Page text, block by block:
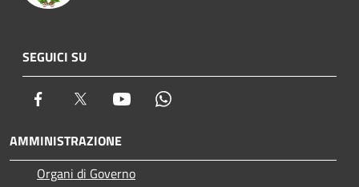
SEGUICI SU
Facebook Twitter Youtube
AMMINISTRAZIONE
Organi di Governo